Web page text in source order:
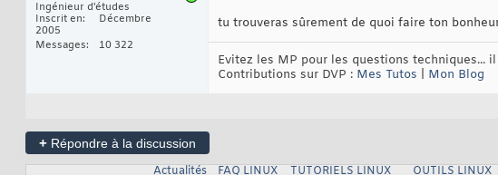
Ingénieur d'études
Inscrit en
Décembre
2005
Messages
10 322
tu trouveras sûrement de quoi faire ton
Evitez les MP pour les questions techniques...
Contributions sur DVP : Mes Tutos Mon Blog
+ Répondre à la discussion
Actualités
FAQ LINUX TUTORIELS LINUX OUTILS LINUX